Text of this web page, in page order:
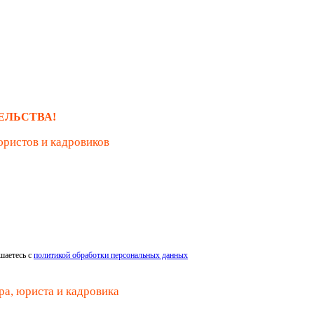
и кадровиков
с политикой обработки персональных данных
юриста и кадровика